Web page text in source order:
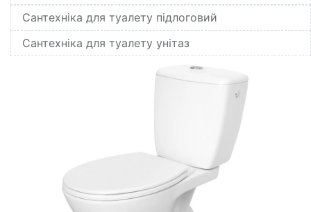
Сантехніка для туалету підлоговий
Сантехніка для туалету унітаз